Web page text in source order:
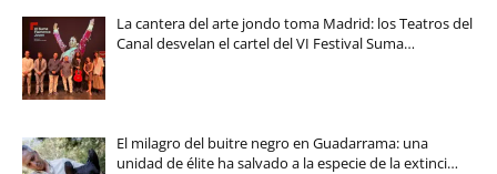
La cantera del arte jondo toma Madrid: los Teatros del
Canal desvelan el cartel del VI Festival Suma…
El milagro del buitre negro en Guadarrama: una
unidad de élite ha salvado a la especie de la extinci…